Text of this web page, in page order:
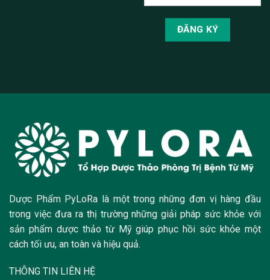
Dược Phẩm PyLoRa là một trong những đơn vị hàng đầu
trong việc đưa ra thị trường những giải pháp sức khỏe với
sản phẩm dược thảo từ Mỹ giúp phục hồi sức khỏe một
cách tối ưu, an toàn và hiệu quả.
THÔNG TIN LIÊN HỆ